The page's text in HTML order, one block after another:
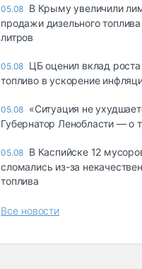
05.08 В Крыму увеличили
продажи дизельного
литров
05.08 ЦБ оценил вклад
топливо в ускорение
05.08 «Ситуация не
Губернатор Ленобласти — о
05.08 В Каспийске 12
сломались из-за
топлива
Все новости